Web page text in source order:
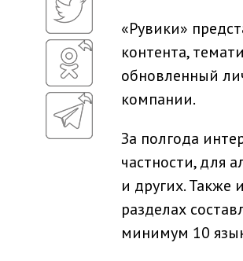
«Рувики»
контента,
обновленный
компании.
За полгода
частности, для
и других. Также
разделах
минимум 10